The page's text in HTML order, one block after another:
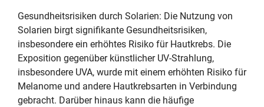
Gesundheitsrisiken durch Solarien: Die Nutzung von
Solarien birgt signifikante Gesundheitsrisiken,
insbesondere ein erhöhtes Risiko für Hautkrebs. Die
Exposition gegenüber künstlicher UV-Strahlung,
insbesondere UVA, wurde mit einem erhöhten Risiko für
Melanome und andere Hautkrebsarten in Verbindung
gebracht. Darüber hinaus kann die häufige